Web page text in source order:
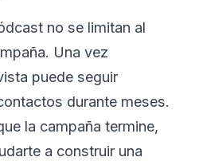
no se limitan al
Una vez
puede seguir
durante meses.
la campaña termine,
a construir una